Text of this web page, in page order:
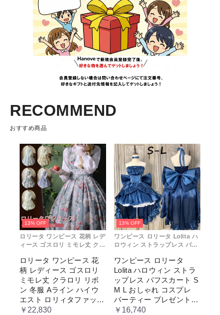
RECOMMEND
おすすめ商品
13% OFF
ロリータ ワンピース 花柄 レデ
ィース ゴスロリ ミモレ丈 クラ
ウエスト ロリィタファッショ
ン レトロ風 クラシカル 上品
かわいい 日常着 通勤 お出かけ
仮 通学
ロリータ ワンピース 花
柄 レディース ゴスロリ
ミモレ丈 クラロリ リボ
ン 冬服 Aライン ハイウ
エスト ロリィタファッシ
ョン レトロ風 クラシカ
￥22,830
13% OFF
ワンピース ロリータ Lolita ハ
ロウィン ストラップレス パフ
プレ パーティー プレゼント レ
ディース コスチューム プリン
セス ロマンティック ブル ドレ
ス
ワンピース ロリータ
Lolita ハロウィン ストラ
ップレス パフスカート S
M L おしゃれ コスプレ
パーティー プレゼント
レディース コスチューム
￥16,740